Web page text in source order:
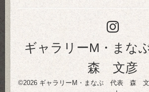
ギャラリーM・ま
森 文彦
©2026 ギャラリーM・まなぶ 代表 森